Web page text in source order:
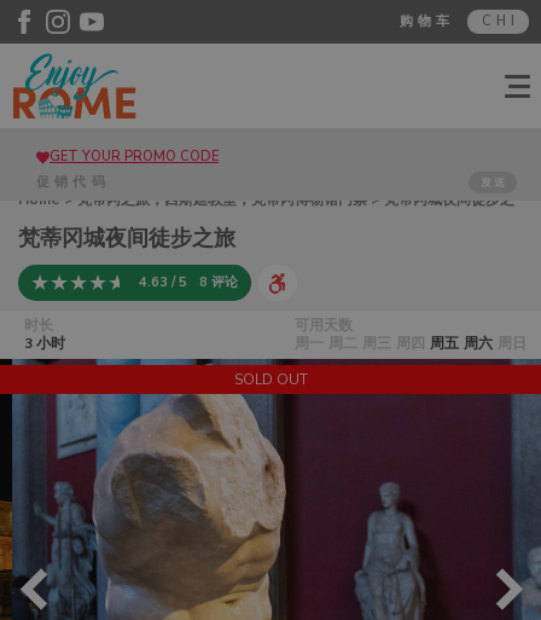
CHI
购物车
GET YOUR PROMO CODE
发送
Home > 梵蒂冈之旅，西斯廷教堂，梵蒂冈博物馆门票 > 梵蒂冈城夜间徒步之
旅
梵蒂冈城夜间徒步之旅
4.63 / 5 8 评论
可用天数
周一 周二 周三 周四 周五 周六 周日
时长
3 小时
SOLD OUT